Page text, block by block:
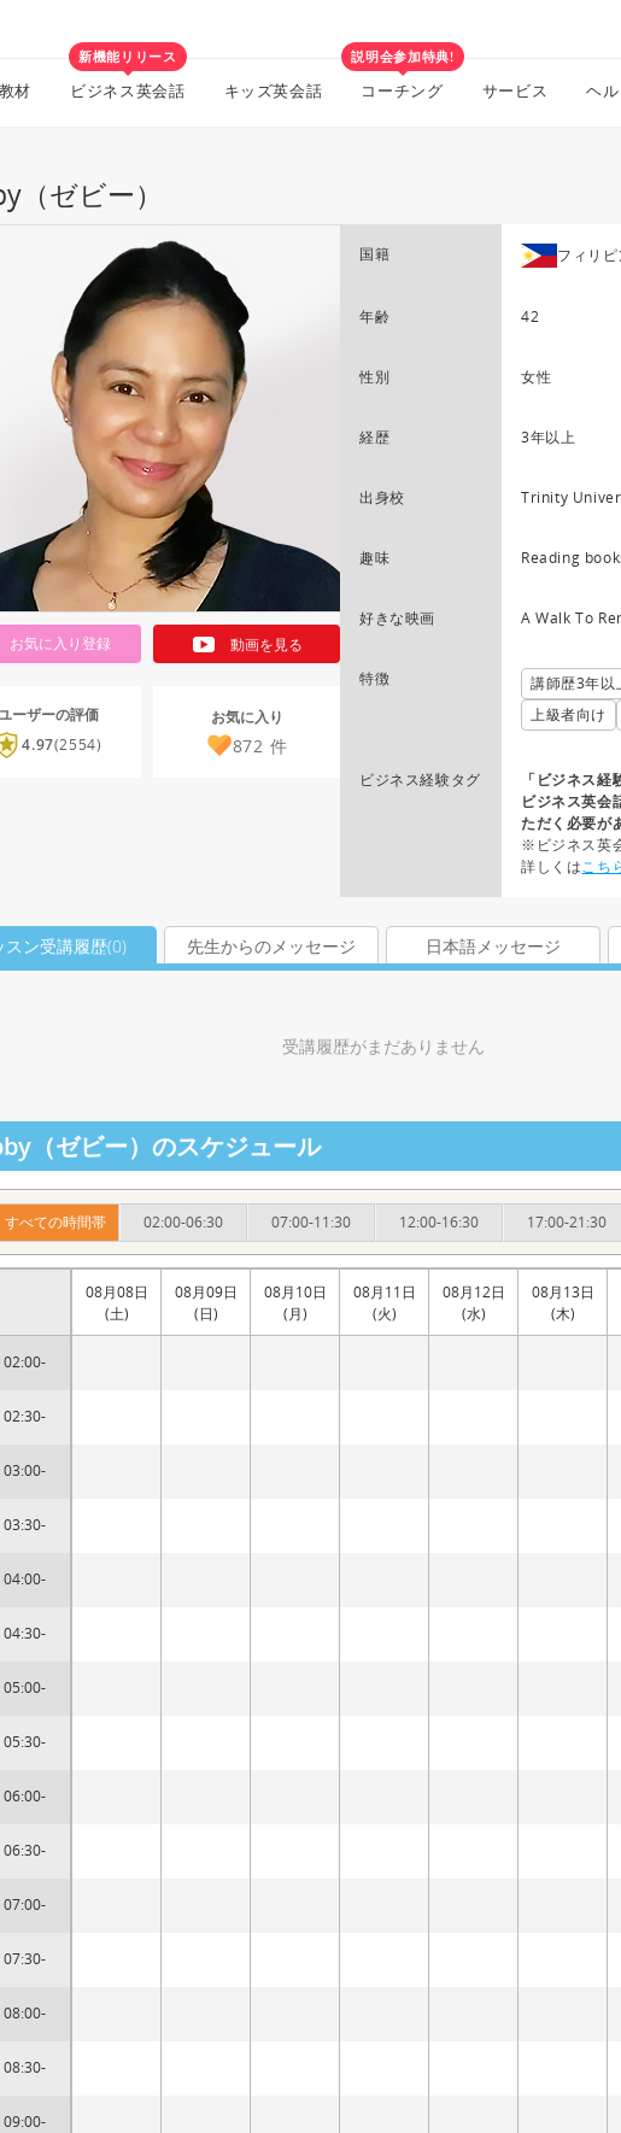
材
新機能リリース
ビジネス英会話 キッズ英会話
説明会参加特典!
コーチング サービス ヘ
（ゼビー）
お気に入り登録 動画を見る
ーザーの評価
4.97(2554)
お気に入り
872 件
国籍 フィリピ
年齢 42
性別 女性
経歴 3年以上
出身校 Trinity
趣味 Reading
好きな映画 A Walk To
特徴 講師歴3年以
上級者向け
ビジネス経験タグ
「ビジネス
ビジネス英会
ただく必要が
※ビジネス英
詳しくはこち
スン受講履歴(0) 先生からのメッセージ 日本語メッセージ
受講履歴がまだありません
（ゼビー）のスケジュール
すべての時間帯 02:00-06:30 07:00-11:30 12:00-16:30 17:00-21:30
02:00-
02:30-
03:00-
03:30-
04:00-
04:30-
05:00-
05:30-
06:00-
06:30-
07:00-
07:30-
08:00-
08:30-
09:00-
08月08日
(土)
08月09日
(日)
08月10日
(月)
08月11日
(火)
08月12日
(水)
08月13日
(木)